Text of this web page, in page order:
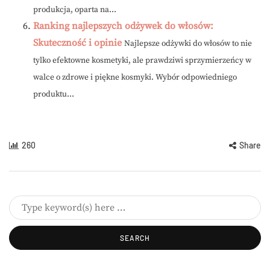
produkcja, oparta na...
Ranking najlepszych odżywek do włosów:
Skuteczność i opinie Najlepsze odżywki do włosów to nie
tylko efektowne kosmetyki, ale prawdziwi sprzymierzeńcy w
walce o zdrowe i piękne kosmyki. Wybór odpowiedniego
produktu...
260 Share